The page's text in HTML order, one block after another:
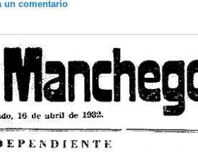
un comentario